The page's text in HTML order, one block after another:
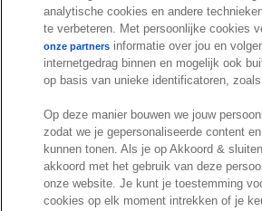
o
o
k
d
I
n
b
e
t
a
g
r
a
m
t
i
f
y
© Exact 2026
Cookie statement
Cookie settings
Marketing preferences
Disclaimer
analytische cookies en andere
te verbeteren. Met persoonlijke cookies
onze partners informatie over jou en
internetgedrag binnen en mogelijk ook
op basis van unieke identificatoren,
Op deze manier bouwen we jouw
zodat we je gepersonaliseerde content
kunnen tonen. Als je op Akkoord &
akkoord met het gebruik van deze
onze website. Je kunt je toestemming
cookies op elk moment intrekken of je